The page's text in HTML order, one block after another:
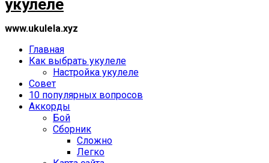
укулеле
www.ukulela.xyz
Главная
Как выбрать укулеле
Настройка укулеле
Совет
10 популярных вопросов
Аккорды
Бой
Сборник
Сложно
Легко